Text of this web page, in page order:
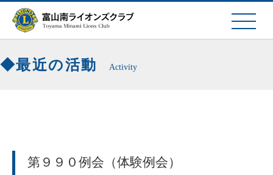
最近の活動 Activity
第９９０例会（体験例会）